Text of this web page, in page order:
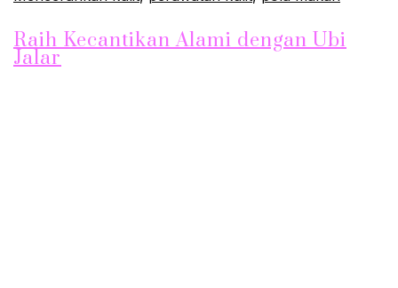
Raih Kecantikan Alami dengan Ubi
Jalar